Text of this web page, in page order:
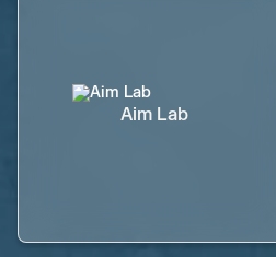
Aim Lab